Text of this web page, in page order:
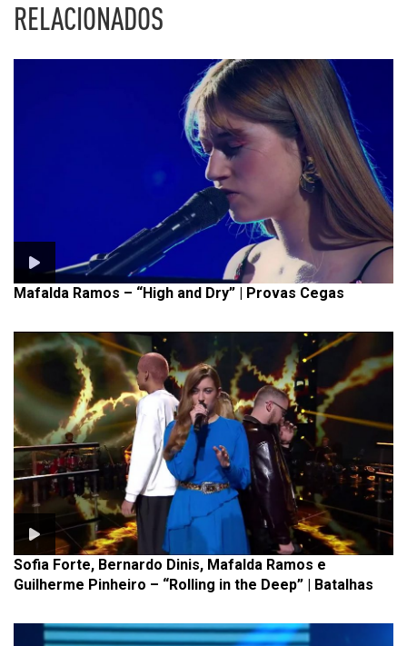
RELACIONADOS
Mafalda Ramos – “High and Dry” | Provas Cegas
Sofia Forte, Bernardo Dinis, Mafalda Ramos e
Guilherme Pinheiro – “Rolling in the Deep” | Batalhas